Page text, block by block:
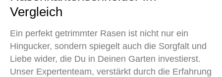
Vergleich
Ein perfekt getrimmter Rasen ist nicht nur ein
Hingucker, sondern spiegelt auch die Sorgfalt und
Liebe wider, die Du in Deinen Garten investierst.
Unser Expertenteam, verstärkt durch die Erfahrung